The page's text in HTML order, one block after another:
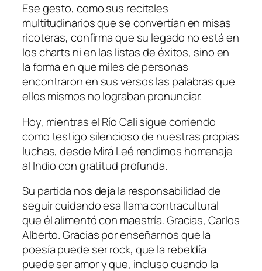
Ese gesto, como sus recitales
multitudinarios que se convertían en misas
ricoteras, confirma que su legado no está en
los charts ni en las listas de éxitos, sino en
la forma en que miles de personas
encontraron en sus versos las palabras que
ellos mismos no lograban pronunciar.
Hoy, mientras el Río Cali sigue corriendo
como testigo silencioso de nuestras propias
luchas, desde Mirá Leé rendimos homenaje
al Indio con gratitud profunda.
Su partida nos deja la responsabilidad de
seguir cuidando esa llama contracultural
que él alimentó con maestría. Gracias, Carlos
Alberto. Gracias por enseñarnos que la
poesía puede ser rock, que la rebeldía
puede ser amor y que, incluso cuando la